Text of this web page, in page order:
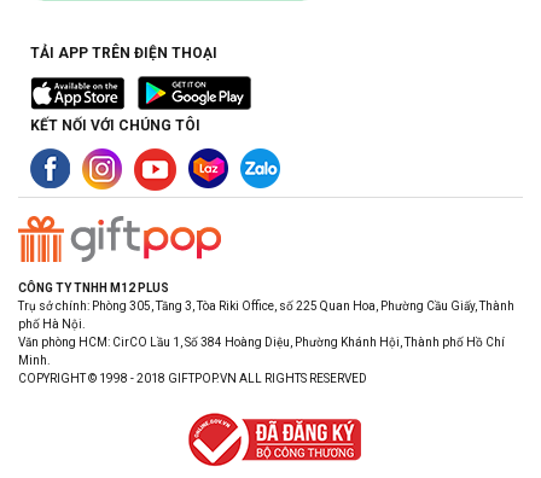
TẢI APP TRÊN ĐIỆN THOẠI
KẾT NỐI VỚI CHÚNG TÔI
CÔNG TY TNHH M12 PLUS
Trụ sở chính: Phòng 305, Tầng 3, Tòa Riki Office, số 225 Quan Hoa, Phường Cầu Giấy, Thành
phố Hà Nội.
Văn phòng HCM: CirCO Lầu 1, Số 384 Hoàng Diệu, Phường Khánh Hội, Thành phố Hồ Chí
Minh.
COPYRIGHT © 1998 - 2018 GIFTPOP.VN ALL RIGHTS RESERVED